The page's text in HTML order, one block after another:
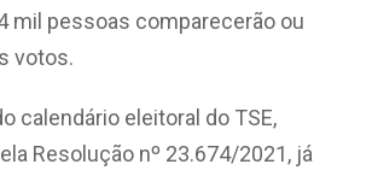
mil pessoas comparecerão ou
votos.
calendário eleitoral do TSE,
Resolução nº 23.674/2021, já